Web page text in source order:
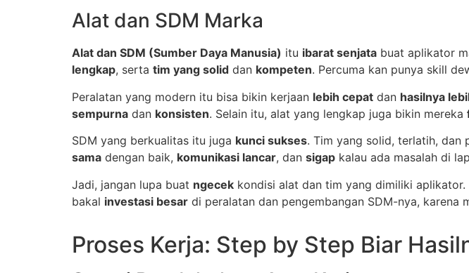
Alat dan SDM Marka
Alat dan SDM (Sumber Daya Manusia) itu ibarat senjata buat aplikator
lengkap, serta tim yang solid dan kompeten. Percuma kan punya skill
Peralatan yang modern itu bisa bikin kerjaan lebih cepat dan hasilnya
sempurna dan konsisten. Selain itu, alat yang lengkap juga bikin mereka
SDM yang berkualitas itu juga kunci sukses. Tim yang solid, terlatih, dan
sama dengan baik, komunikasi lancar, dan sigap kalau ada masalah di
Jadi, jangan lupa buat ngecek kondisi alat dan tim yang dimiliki aplikator.
bakal investasi besar di peralatan dan pengembangan SDM-nya, karena
Proses Kerja: Step by Step Biar